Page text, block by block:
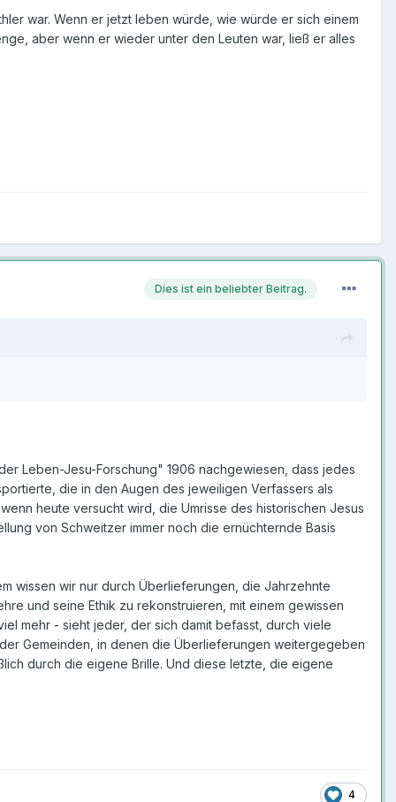
war. Wenn er jetzt leben würde, wie würde er sich einem
aber wenn er wieder unter den Leuten war, ließ er alles
Dies ist ein beliebter Beitrag.
Leben-Jesu-Forschung" 1906 nachgewiesen, dass jedes
die in den Augen des jeweiligen Verfassers als
heute versucht wird, die Umrisse des historischen Jesus
von Schweitzer immer noch die ernüchternde Basis
wissen wir nur durch Überlieferungen, die Jahrzehnte
und seine Ethik zu rekonstruieren, mit einem gewissen
mehr - sieht jeder, der sich damit befasst, durch viele
Gemeinden, in denen die Überlieferungen weitergegeben
durch die eigene Brille. Und diese letzte, die eigene
4